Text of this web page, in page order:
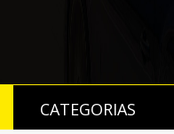
CATEGORIAS